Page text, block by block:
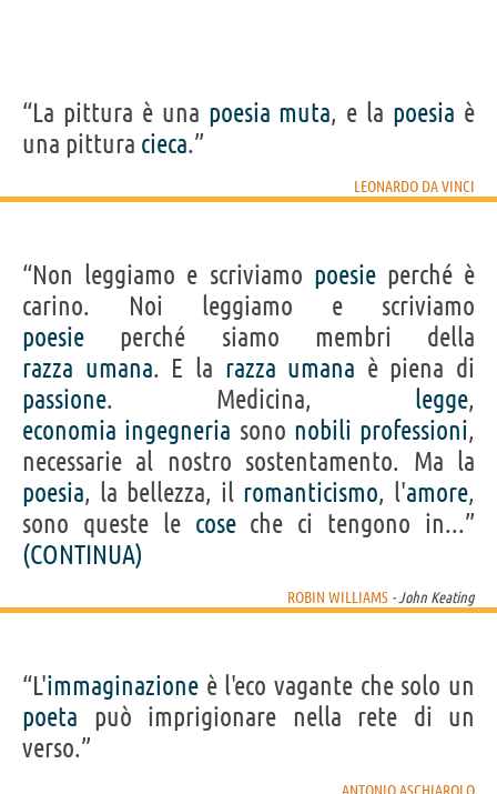
“La pittura è una poesia muta, e la poesia è
una pittura cieca.”
LEONARDO DA VINCI
“Non leggiamo e scriviamo poesieperché è
carino. Noi leggiamo e scriviamo
poesie perché siamo membri della
razza umana. E la razza umana è piena di
passione. Medicina, legge,
economia ingegneria sono nobili professioni,
necessarie al nostro sostentamento. Ma la
poesia, la bellezza, il romanticismo, l'amore,
sono queste le coseche ci tengono in...”
(CONTINUA)
ROBIN WILLIAMS - John Keating
“L'immaginazione è l'eco vagante che solo un
poeta può imprigionare nella rete di un
verso.”
ANTONIO ASCHIAROLO